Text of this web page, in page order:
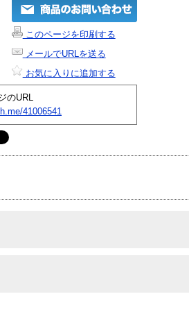
このページを印刷する
メールでURLを送る
お気に入りに追加する
のURL
41006541